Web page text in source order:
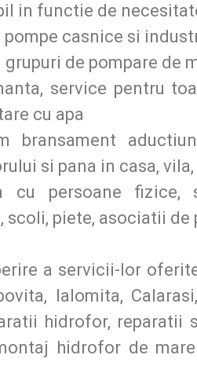
in functie de
pompe casnice si
de pompare de
service pentru
cu apa
bransament
si pana in casa,
cu persoane fizice,
scoli, piete, asociatii de
a servicii-lor
Ialomita,
hidrofor, reparatii
hidrofor de